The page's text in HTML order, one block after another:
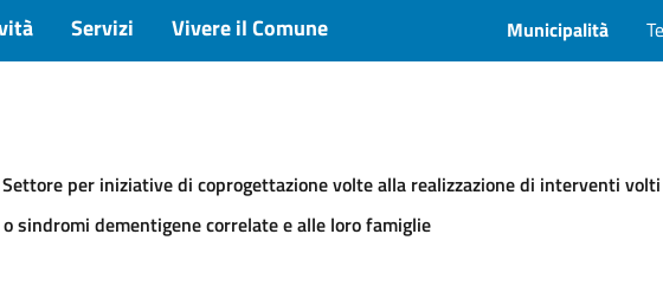
Servizi Vivere il Comune Municipalità
Settore per iniziative di coprogettazione volte alla realizzazione di interventi
sindromi dementigene correlate e alle loro famiglie